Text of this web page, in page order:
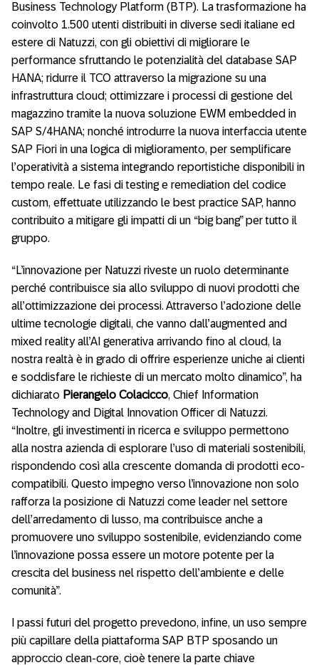
Business Technology Platform (BTP). La trasformazione ha
coinvolto 1.500 utenti distribuiti in diverse sedi italiane ed
estere di Natuzzi, con gli obiettivi di migliorare le
performance sfruttando le potenzialità del database SAP
HANA; ridurre il TCO attraverso la migrazione su una
infrastruttura cloud; ottimizzare i processi di gestione del
magazzino tramite la nuova soluzione EWM embedded in
SAP S/4HANA; nonché introdurre la nuova interfaccia utente
SAP Fiori in una logica di miglioramento, per semplificare
l’operatività a sistema integrando reportistiche disponibili in
tempo reale. Le fasi di testing e remediation del codice
custom, effettuate utilizzando le best practice SAP, hanno
contribuito a mitigare gli impatti di un “big bang” per tutto il
gruppo.
“L’innovazione per Natuzzi riveste un ruolo determinante
perché contribuisce sia allo sviluppo di nuovi prodotti che
all’ottimizzazione dei processi. Attraverso l’adozione delle
ultime tecnologie digitali, che vanno dall’augmented and
mixed reality all’AI generativa arrivando fino al cloud, la
nostra realtà è in grado di offrire esperienze uniche ai clienti
e soddisfare le richieste di un mercato molto dinamico”, ha
dichiarato Pierangelo Colacicco, Chief Information
Technology and Digital Innovation Officer di Natuzzi.
“Inoltre, gli investimenti in ricerca e sviluppo permettono
alla nostra azienda di esplorare l’uso di materiali sostenibili,
rispondendo così alla crescente domanda di prodotti eco-
compatibili. Questo impegno verso l’innovazione non solo
rafforza la posizione di Natuzzi come leader nel settore
dell’arredamento di lusso, ma contribuisce anche a
promuovere uno sviluppo sostenibile, evidenziando come
l’innovazione possa essere un motore potente per la
crescita del business nel rispetto dell’ambiente e delle
comunità”.
I passi futuri del progetto prevedono, infine, un uso sempre
più capillare della piattaforma SAP BTP sposando un
approccio clean-core, cioè tenere la parte chiave